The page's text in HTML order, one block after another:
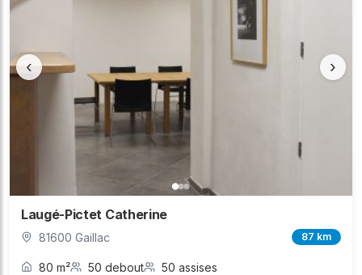
‹ ›
Laugé-Pictet Catherine
81600 Gaillac 87 km
80 m² 50 debout 50 assises